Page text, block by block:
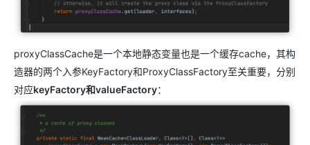
proxyClassCache是一个本地静态变量也是一个缓存cache，其构
造器的两个入参KeyFactory和ProxyClassFactory至关重要，分别
对应keyFactory和valueFactory：